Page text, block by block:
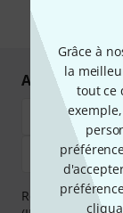
Grâce à
la
tout ce
Achetez et
Réglez de